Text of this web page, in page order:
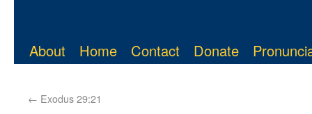
About Home Contact Donate
← Exodus 29:21